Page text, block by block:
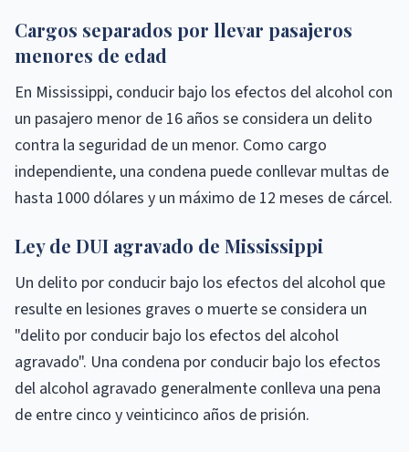
Cargos separados por llevar pasajeros
menores de edad
En Mississippi, conducir bajo los efectos del alcohol con
un pasajero menor de 16 años se considera un delito
contra la seguridad de un menor. Como cargo
independiente, una condena puede conllevar multas de
hasta 1000 dólares y un máximo de 12 meses de cárcel.
Ley de DUI agravado de Mississippi
Un delito por conducir bajo los efectos del alcohol que
resulte en lesiones graves o muerte se considera un
"delito por conducir bajo los efectos del alcohol
agravado". Una condena por conducir bajo los efectos
del alcohol agravado generalmente conlleva una pena
de entre cinco y veinticinco años de prisión.